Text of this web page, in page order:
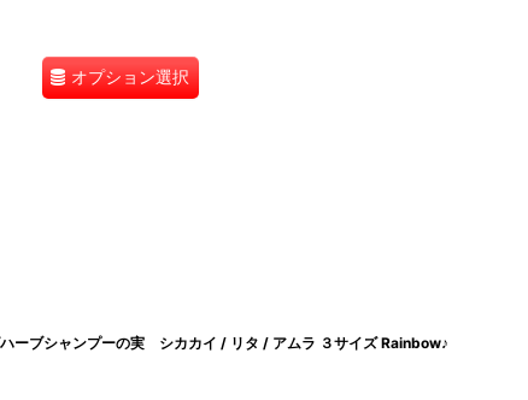
オプション選択
ーブシャンプーの実 シカカイ / リタ / アムラ ３サイズ Rainbow♪